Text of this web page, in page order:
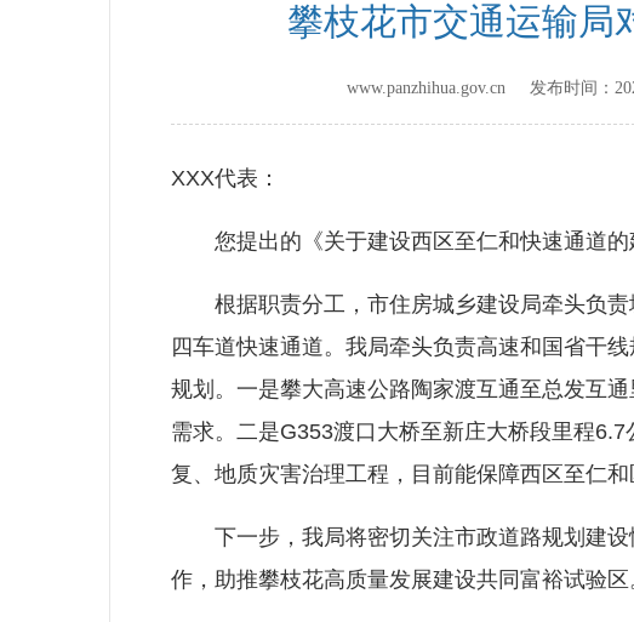
攀枝花市交通运输局
www.panzhihua.gov.cn 发布时间：
XXX代表：
您提出的《关于建设西区至仁和快速通道的
根据职责分工，市住房城乡建设局牵头负责
四车道快速通道。我局牵头负责高速和国省干
规划。一是攀大高速公路陶家渡互通至总发互
需求。二是G353渡口大桥至新庄大桥段里程
复、地质灾害治理工程，目前能保障西区至仁和
下一步，我局将密切关注市政道路规划建设
作，助推攀枝花高质量发展建设共同富裕试验区